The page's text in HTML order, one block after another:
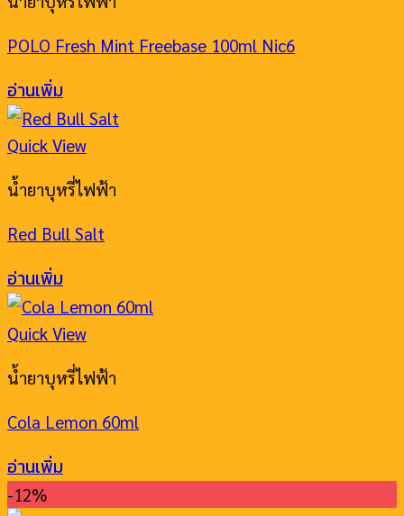
POLO Fresh Mint Freebase 100ml Nic6
อ่านเพิ่ม
Quick View
น้ำยาบุหรี่ไฟฟ้า
Red Bull Salt
อ่านเพิ่ม
Quick View
น้ำยาบุหรี่ไฟฟ้า
Cola Lemon 60ml
อ่านเพิ่ม
-12%